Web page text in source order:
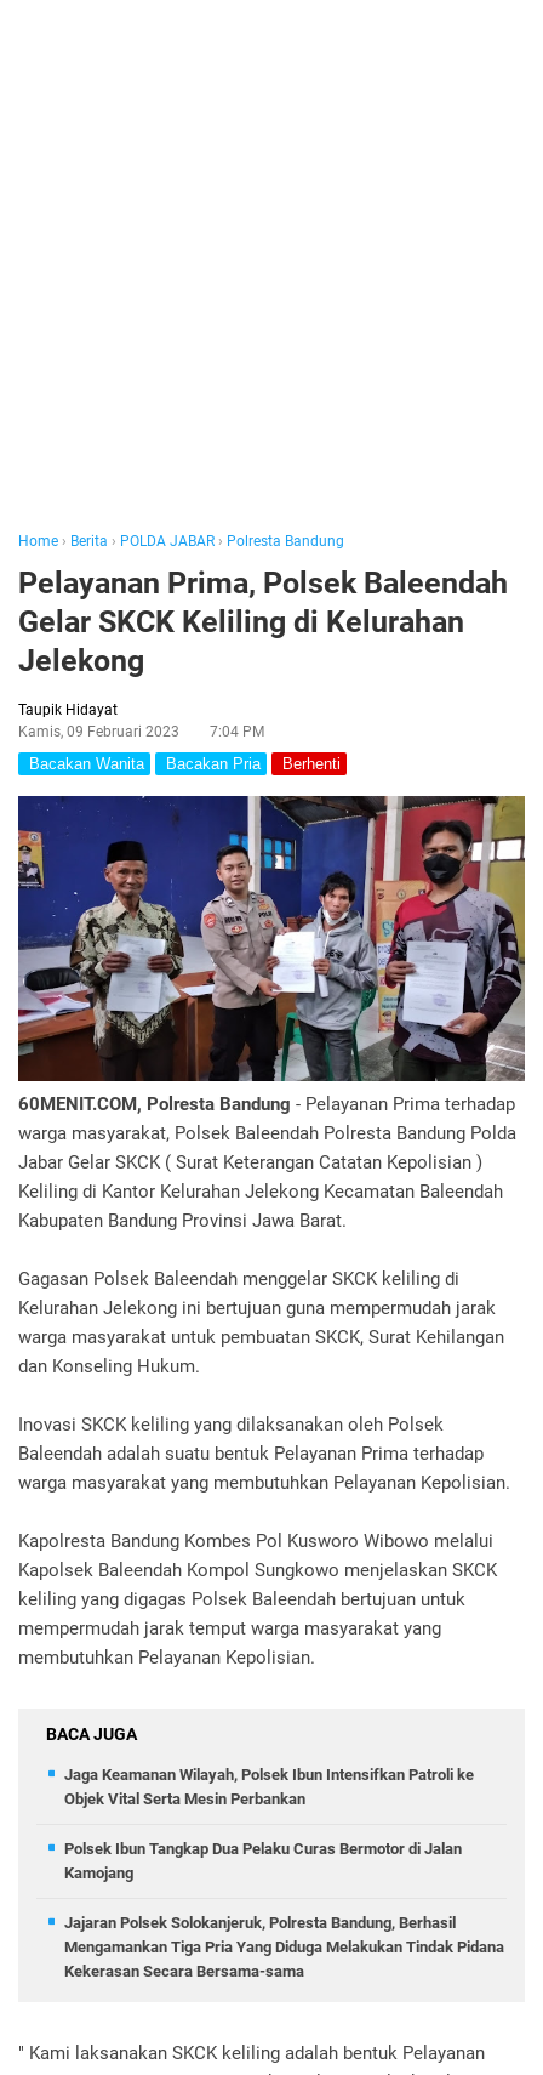
Home › Berita › POLDA JABAR › Polresta Bandung
Pelayanan Prima, Polsek Baleendah
Gelar SKCK Keliling di Kelurahan
Jelekong
Taupik Hidayat
Kamis, 09 Februari 2023
7:04 PM
Bacakan Wanita Bacakan Pria Berhenti
60MENIT.COM, Polresta Bandung - Pelayanan Prima terhadap
warga masyarakat, Polsek Baleendah Polresta Bandung Polda
Jabar Gelar SKCK ( Surat Keterangan Catatan Kepolisian )
Keliling di Kantor Kelurahan Jelekong Kecamatan Baleendah
Kabupaten Bandung Provinsi Jawa Barat.
Gagasan Polsek Baleendah menggelar SKCK keliling di
Kelurahan Jelekong ini bertujuan guna mempermudah jarak
warga masyarakat untuk pembuatan SKCK, Surat Kehilangan
dan Konseling Hukum.
Inovasi SKCK keliling yang dilaksanakan oleh Polsek
Baleendah adalah suatu bentuk Pelayanan Prima terhadap
warga masyarakat yang membutuhkan Pelayanan Kepolisian.
Kapolresta Bandung Kombes Pol Kusworo Wibowo melalui
Kapolsek Baleendah Kompol Sungkowo menjelaskan SKCK
keliling yang digagas Polsek Baleendah bertujuan untuk
mempermudah jarak temput warga masyarakat yang
membutuhkan Pelayanan Kepolisian.
BACA JUGA
Jaga Keamanan Wilayah, Polsek Ibun Intensifkan Patroli ke
Objek Vital Serta Mesin Perbankan
Polsek Ibun Tangkap Dua Pelaku Curas Bermotor di Jalan
Kamojang
Jajaran Polsek Solokanjeruk, Polresta Bandung, Berhasil
Mengamankan Tiga Pria Yang Diduga Melakukan Tindak Pidana
Kekerasan Secara Bersama-sama
" Kami laksanakan SKCK keliling adalah bentuk Pelayanan